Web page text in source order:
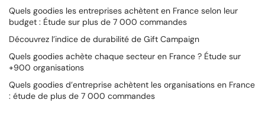
Quels goodies les entreprises achètent en France selon leur
budget : Étude sur plus de 7 000 commandes
Découvrez l’indice de durabilité de Gift Campaign
Quels goodies achète chaque secteur en France ? Étude sur
+900 organisations
Quels goodies d’entreprise achètent les organisations en France
: étude de plus de 7 000 commandes